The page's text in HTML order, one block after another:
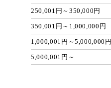
250,001円～350,000円
350,001円～1,000,000円
1,000,001円～5,000,000円
5,000,001円～